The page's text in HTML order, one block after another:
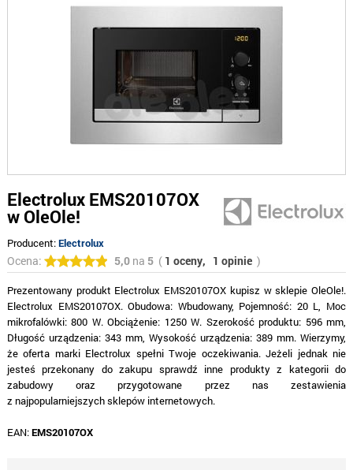
Electrolux EMS20107OX
w OleOle!
Producent:Electrolux
Ocena: 5,0na 5( 1 oceny, 1 opinie )
Prezentowany produkt Electrolux EMS20107OX kupisz w sklepie OleOle!.
Electrolux EMS20107OX. Obudowa: Wbudowany, Pojemność: 20 L, Moc
mikrofalówki: 800 W. Obciążenie: 1250 W. Szerokość produktu: 596 mm,
Długość urządzenia: 343 mm, Wysokość urządzenia: 389 mm. Wierzymy,
że oferta marki Electrolux spełni Twoje oczekiwania. Jeżeli jednak nie
jesteś przekonany do zakupu sprawdź inne produkty z kategorii do
zabudowy oraz przygotowane przez nas zestawienia
z najpopularniejszych sklepów internetowych.
EAN:EMS20107OX